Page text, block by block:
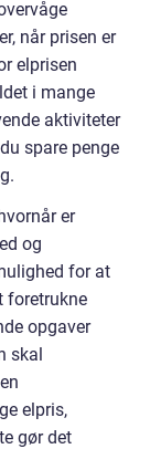
når prisen er
elprisen
i mange
aktiviteter
spare penge
er
og
for at
foretrukne
opgaver
skal
elpris,
gør det